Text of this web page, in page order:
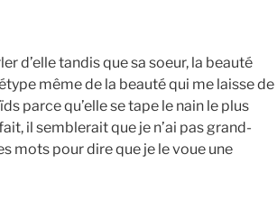
d’elle tandis que sa soeur, la beauté
même de la beauté qui me laisse de
parce qu’elle se tape le nain le plus
il semblerait que je n’ai pas grand-
mots pour dire que je le voue une